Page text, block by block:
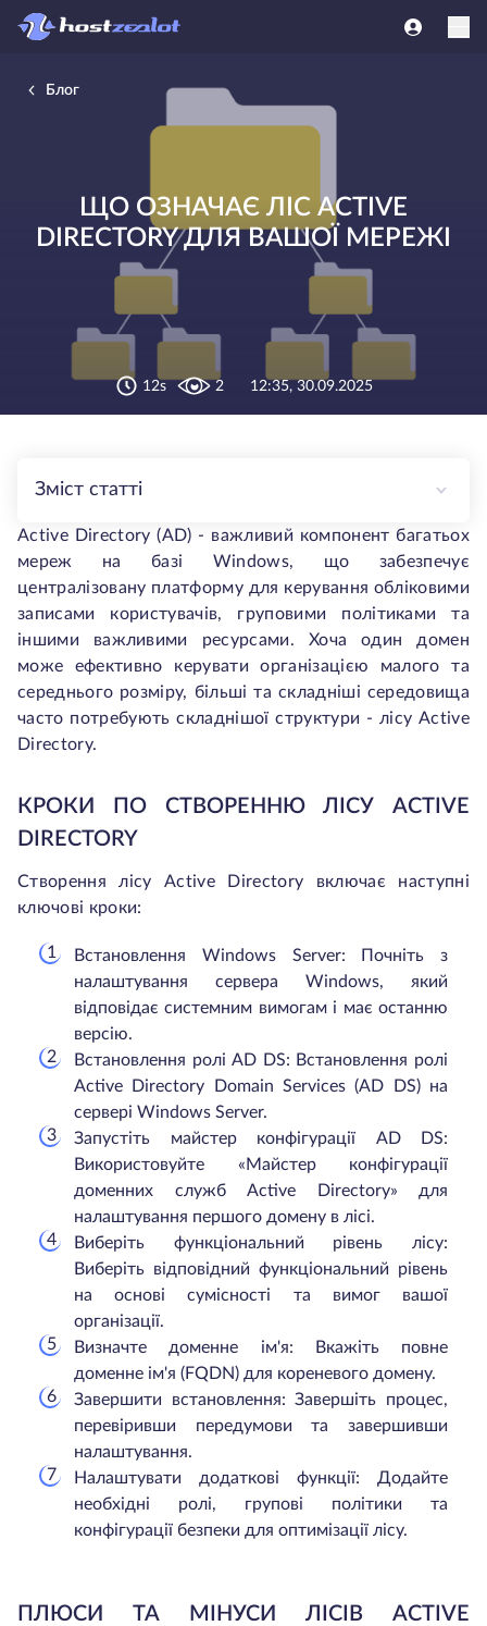
Блог
ЩО ОЗНАЧАЄ ЛІС ACTIVE
DIRECTORY ДЛЯ ВАШОЇ МЕРЕЖІ
12s 2 12:35, 30.09.2025
Зміст статті
Active Directory (AD) - важливий компонент багатьох
мереж на базі Windows, що забезпечує
централізовану платформу для керування обліковими
записами користувачів, груповими політиками та
іншими важливими ресурсами. Хоча один домен
може ефективно керувати організацією малого та
середнього розміру, більші та складніші середовища
часто потребують складнішої структури - лісу Active
Directory.
КРОКИ ПО СТВОРЕННЮ ЛІСУ ACTIVE
DIRECTORY
Створення лісу Active Directory включає наступні
ключові кроки:
Встановлення Windows Server: Почніть з
налаштування сервера Windows, який
відповідає системним вимогам і має останню
версію.
Встановлення ролі AD DS: Встановлення ролі
Active Directory Domain Services (AD DS) на
сервері Windows Server.
Запустіть майстер конфігурації AD DS:
Використовуйте «Майстер конфігурації
доменних служб Active Directory» для
налаштування першого домену в лісі.
Виберіть функціональний рівень лісу:
Виберіть відповідний функціональний рівень
на основі сумісності та вимог вашої
організації.
Визначте доменне ім'я: Вкажіть повне
доменне ім'я (FQDN) для кореневого домену.
Завершити встановлення: Завершіть процес,
перевіривши передумови та завершивши
налаштування.
Налаштувати додаткові функції: Додайте
необхідні ролі, групові політики та
конфігурації безпеки для оптимізації лісу.
ПЛЮСИ ТА МІНУСИ ЛІСІВ ACTIVE